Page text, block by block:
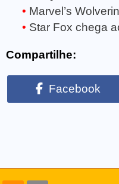
Marvel’s
Star Fox chega
Compartilhe:
Facebook